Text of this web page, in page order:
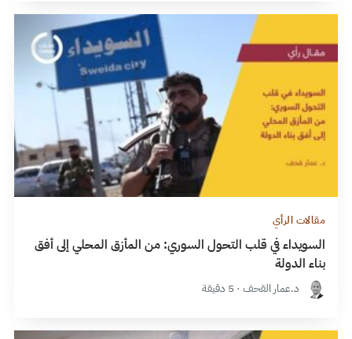
مقالات الرأي
السويداء في قلب التحول السوري: من المأزق المحلي إلى أفق
بناء الدولة
د.عمار القحف · 5 دقيقة